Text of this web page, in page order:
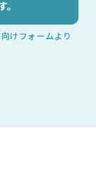
。
けフォームより